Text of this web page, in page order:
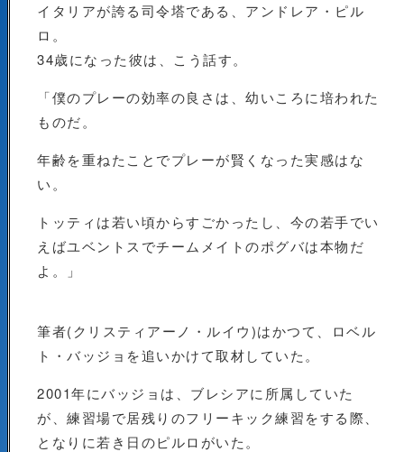
イタリアが誇る司令塔である、アンドレア・ピル
ロ。
34歳になった彼は、こう話す。
「僕のプレーの効率の良さは、幼いころに培われた
ものだ。
年齢を重ねたことでプレーが賢くなった実感はな
い。
トッティは若い頃からすごかったし、今の若手でい
えばユベントスでチームメイトのポグバは本物だ
よ。」
筆者(クリスティアーノ・ルイウ)はかつて、ロベル
ト・バッジョを追いかけて取材していた。
2001年にバッジョは、ブレシアに所属していた
が、練習場で居残りのフリーキック練習をする際、
となりに若き日のピルロがいた。